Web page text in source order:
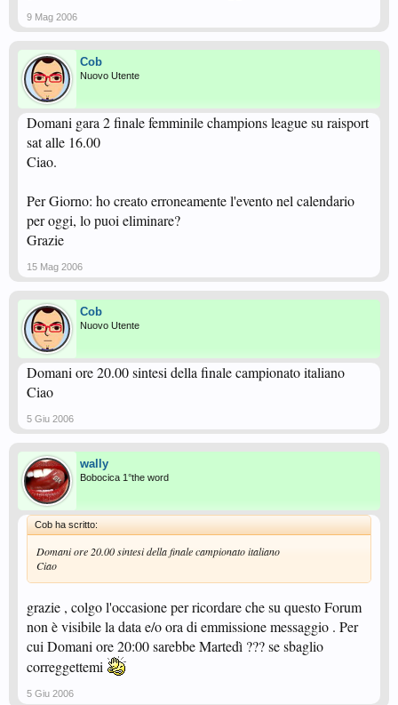
9 Mag 2006
Cob
Nuovo Utente
Domani gara 2 finale femminile champions league su raisport
sat alle 16.00
Ciao.
Per Giorno: ho creato erroneamente l'evento nel calendario
per oggi, lo puoi eliminare?
Grazie
15 Mag 2006
Cob
Nuovo Utente
Domani ore 20.00 sintesi della finale campionato italiano
Ciao
5 Giu 2006
wally
Bobocica 1°the word
Cob ha scritto:
Domani ore 20.00 sintesi della finale campionato italiano
Ciao
grazie , colgo l'occasione per ricordare che su questo Forum
non è visibile la data e/o ora di emmissione messaggio . Per
cui Domani ore 20:00 sarebbe Martedì ??? se sbaglio
correggettemi
5 Giu 2006